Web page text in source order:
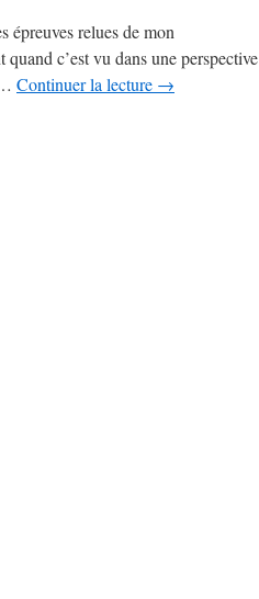
épreuves relues de mon
c’est vu dans une perspective
Continuer la lecture →